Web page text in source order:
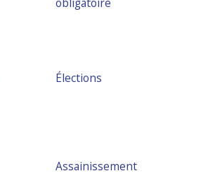
Élections
Assainissement